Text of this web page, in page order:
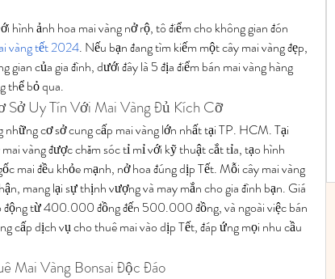
hình ảnh hoa mai vàng nở rộ, tô điểm cho không gian đón
vàng tết 2024. Nếu bạn đang tìm kiếm một cây mai vàng đẹp,
gian của gia đình, dưới đây là 5 địa điểm bán mai vàng hàng
thể bỏ qua.
Sở Uy Tín Với Mai Vàng Đủ Kích Cỡ
cơ sở cung cấp mai vàng lớn nhất tại TP. HCM. Tại
vàng được chăm sóc tỉ mỉ với kỹ thuật cắt tỉa, tạo hình
mai đều khỏe mạnh, nở hoa đúng dịp Tết. Mỗi cây mai vàng
mang lại sự thịnh vượng và may mắn cho gia đình bạn. Giá
động từ 400.000 đồng đến 500.000 đồng, và ngoài việc bán
cấp dịch vụ cho thuê mai vào dịp Tết, đáp ứng mọi nhu cầu
Mai Vàng Bonsai Độc Đáo